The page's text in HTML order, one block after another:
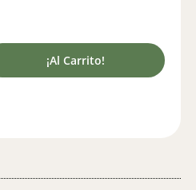
¡Al Carrito!